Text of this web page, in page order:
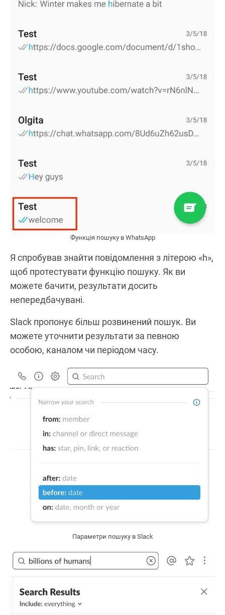
Функція пошуку в WhatsApp
Я спробував знайти повідомлення з літерою «h»,
щоб протестувати функцію пошуку. Як ви
можете бачити, результати досить
непередбачувані.
Slack пропонує більш розвинений пошук. Ви
можете уточнити результати за певною
особою, каналом чи періодом часу.
Параметри пошуку в Slack